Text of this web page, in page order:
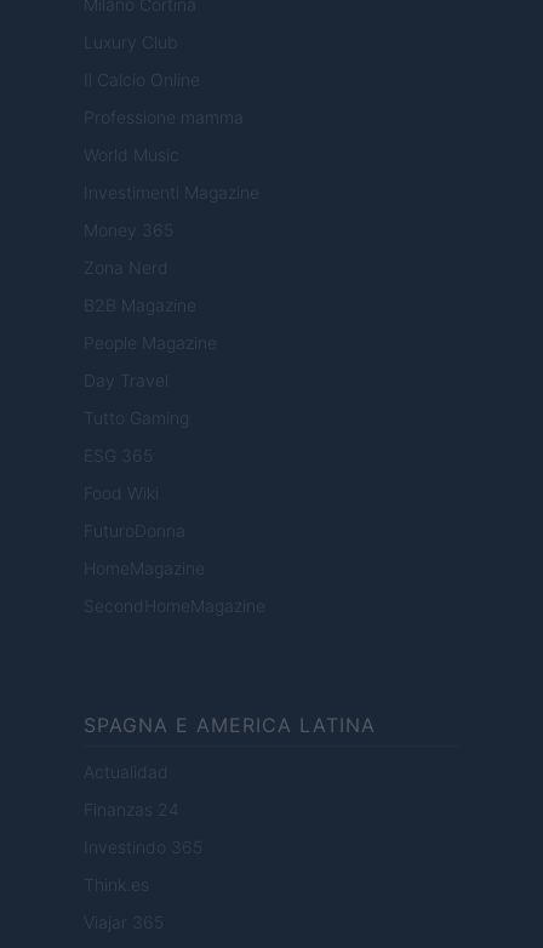
Milano Cortina
Luxury Club
Il Calcio Online
Professione mamma
World Music
Investimenti Magazine
Money 365
Zona Nerd
B2B Magazine
People Magazine
Day Travel
Tutto Gaming
ESG 365
Food Wiki
FuturoDonna
HomeMagazine
SecondHomeMagazine
SPAGNA E AMERICA LATINA
Actualidad
Finanzas 24
Investindo 365
Think.es
Viajar 365